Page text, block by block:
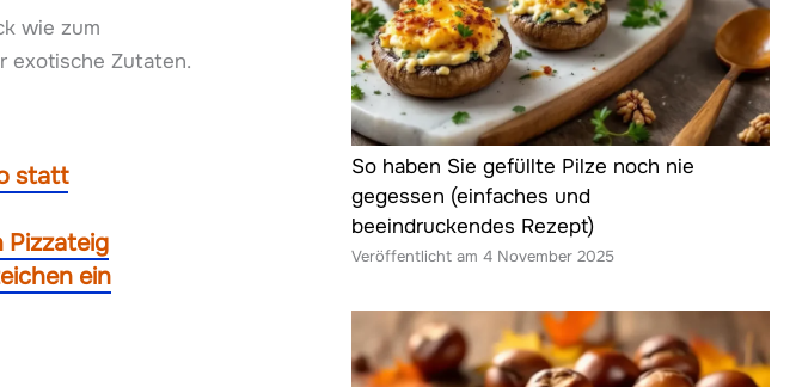
wie zum
exotische Zutaten.
statt
Pizzateig
ein
So haben Sie gefüllte Pilze noch nie
gegessen (einfaches und
beeindruckendes Rezept)
4 November 2025